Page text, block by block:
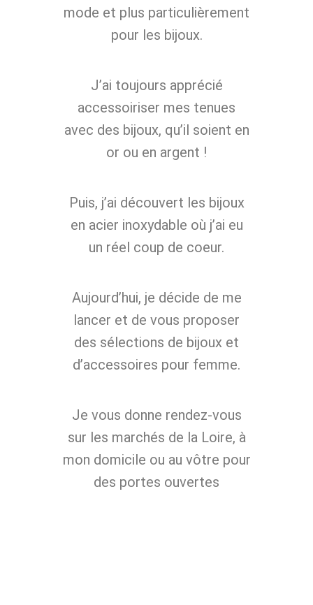
mode et plus particulièrement
pour les bijoux.
J’ai toujours apprécié
accessoiriser mes tenues
avec des bijoux, qu’il soient en
or ou en argent !
Puis, j’ai découvert les bijoux
en acier inoxydable où j’ai eu
un réel coup de coeur.
Aujourd’hui, je décide de me
lancer et de vous proposer
des sélections de bijoux et
d’accessoires pour femme.
Je vous donne rendez-vous
sur les marchés de la Loire, à
mon domicile ou au vôtre pour
des portes ouvertes